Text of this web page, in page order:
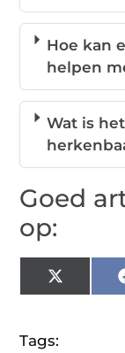
Hoe kan
helpen
Wat is
Goed
op:
X
(Twitter)
Tags: